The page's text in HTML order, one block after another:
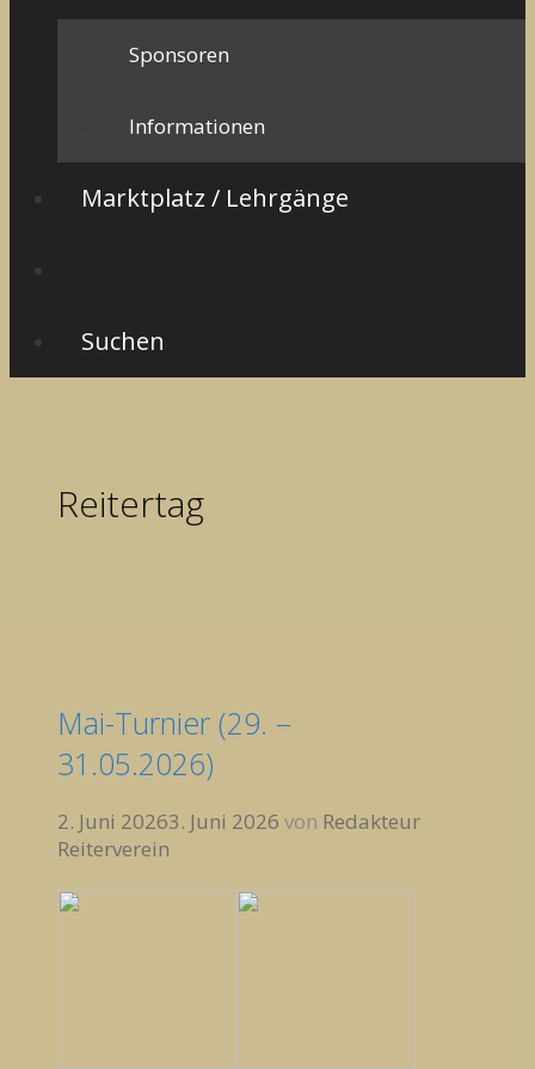
Sponsoren
Informationen
Marktplatz / Lehrgänge
Suchen
Reitertag
Mai-Turnier (29. –
31.05.2026)
2. Juni 20263. Juni 2026 von Redakteur
Reiterverein